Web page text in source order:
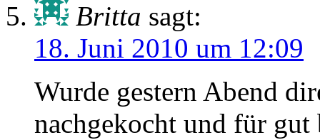
Britta sagt:
18. Juni 2010 um 12:09
Wurde gestern Abend
nachgekocht und für